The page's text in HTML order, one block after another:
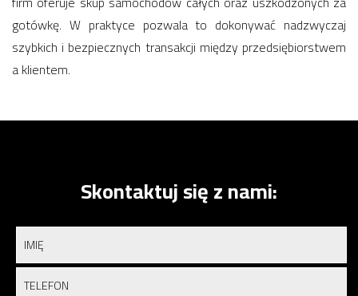
gotówkę. W praktyce pozwala to dokonywać nadzwyczaj
szybkich i bezpiecznych transakcji między przedsiębiorstwem
a klientem.
Skontaktuj się z nami: